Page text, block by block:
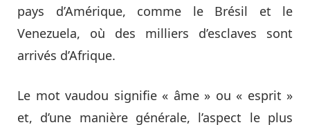
pays d’Amérique, comme le Brésil et le
Venezuela, où des milliers d’esclaves sont
arrivés d’Afrique.
Le mot vaudou signifie « âme » ou « esprit »
et, d’une manière générale, l’aspect le plus